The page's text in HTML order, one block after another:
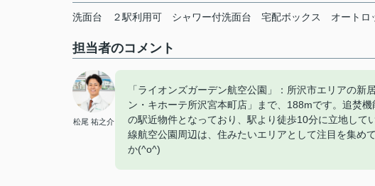
洗面台 ２駅利用可 シャワー付洗面台 宅配ボックス オートロ
担当者のコメント
松尾 祐之介
「ライオンズガーデン航空公園」：所沢市エリアの
ン・キホーテ所沢宮本町店」まで、188mです。追焚
の駅近物件となっており、駅より徒歩10分に立地し
線航空公園周辺は、住みたいエリアとして注目を集め
か(^o^)